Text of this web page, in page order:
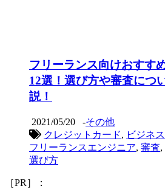
フリーランス向けおすす
12選！選び方や審査につ
説！
2021/05/20 -その他
クレジットカード, ビジネ
フリーランスエンジニア, 審査,
選び方
［PR］：